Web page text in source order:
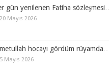
gün yenilenen Fatiha sözleşmesi…
20 Mayıs 2026
hocayı gördüm rüyamda…
5 Mayıs 2026